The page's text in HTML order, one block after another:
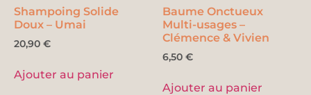
Shampoing Solide
Doux – Umai
20,90 €
Ajouter au panier
Baume Onctueux
Multi-usages –
Clémence & Vivien
6,50 €
Ajouter au panier